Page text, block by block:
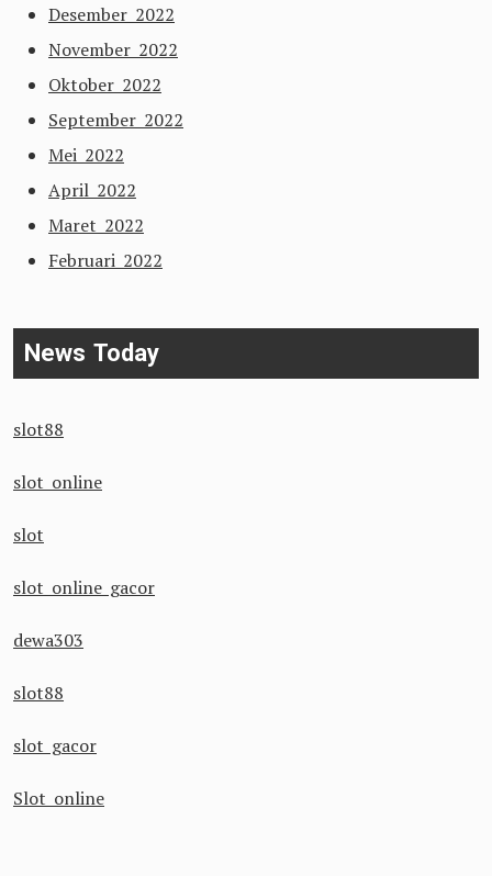
Desember 2022
November 2022
Oktober 2022
September 2022
Mei 2022
April 2022
Maret 2022
Februari 2022
News Today
slot88
slot online
slot
slot online gacor
dewa303
slot88
slot gacor
Slot online